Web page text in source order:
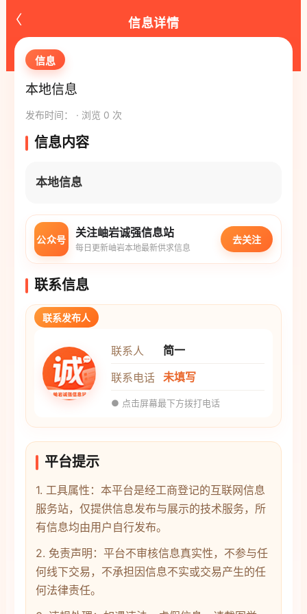
‹ 信息详情
信息
本地信息
发布时间： · 浏览 0 次
信息内容
本地信息
公众号
关注岫岩诚强信息站
每日更新岫岩本地最新供求信息
去关注
联系信息
联系发布人
联系人
简一
联系电话 未填写
● 点击屏幕最下方拨打电话
平台提示
1. 工具属性：本平台是经工商登记的互联网信息
服务站，仅提供信息发布与展示的技术服务，所
有信息均由用户自行发布。
2. 免责声明：平台不审核信息真实性，不参与任
何线下交易，不承担因信息不实或交易产生的任
何法律责任。